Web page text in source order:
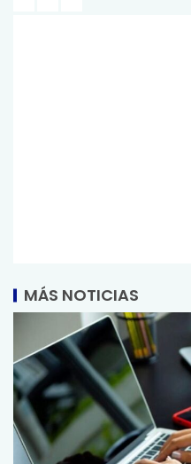
MÁS NOTICIAS